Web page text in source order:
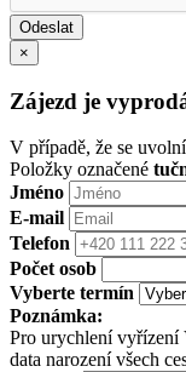
×
Zájezd je
V případě, že se
Položky označené
Jméno
E-mail
Telefon
Počet osob
Vyberte termín
Poznámka:
Pro urychlení vyřízení
data narození všech